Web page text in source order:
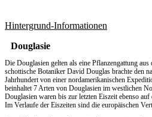
Hintergrund-Informationen
Douglasie
Die Douglasien gelten als eine Pflanzengattung
schottische Botaniker David Douglas brachte den
Jahrhundert von einer nordamerikanischen
beinhaltet 7 Arten von Douglasien im westlichen
Douglasien waren bis zur letzten Eiszeit ebenso
Im Verlaufe der Eiszeiten sind die europäischen